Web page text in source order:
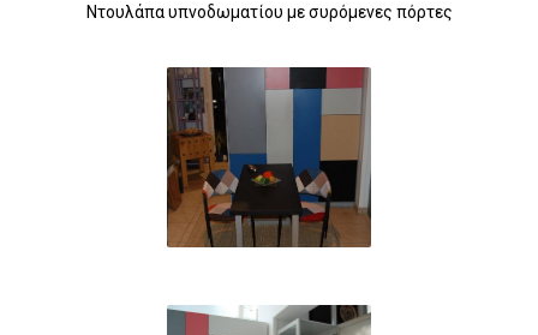
Ντουλάπα υπνοδωματίου με συρόμενες πόρτες